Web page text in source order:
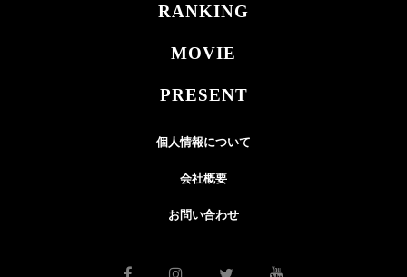
RANKING
MOVIE
PRESENT
個人情報について
会社概要
お問い合わせ